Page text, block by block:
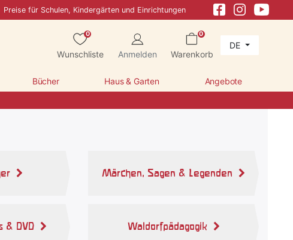
Preise für Schulen, Kindergärten und Einrichtungen
0
Wunschliste Anmelden
0
Warenkorb
DE
Bücher Haus & Garten Angebote
Märchen, Sagen & Legenden
& DVD Waldorfpädagogik